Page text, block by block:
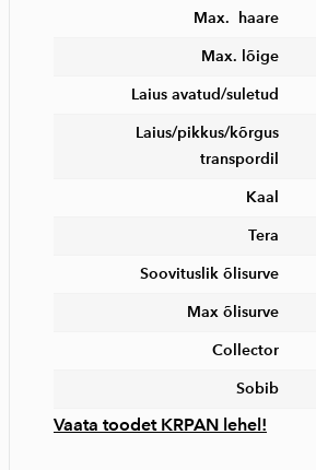
Max. haare
Max. lõige
Laius avatud/suletud
Laius/pikkus/kõrgus
transpordil
Kaal
Tera
Soovituslik õlisurve
Max õlisurve
Collector
Sobib
Vaata toodet KRPAN lehel!